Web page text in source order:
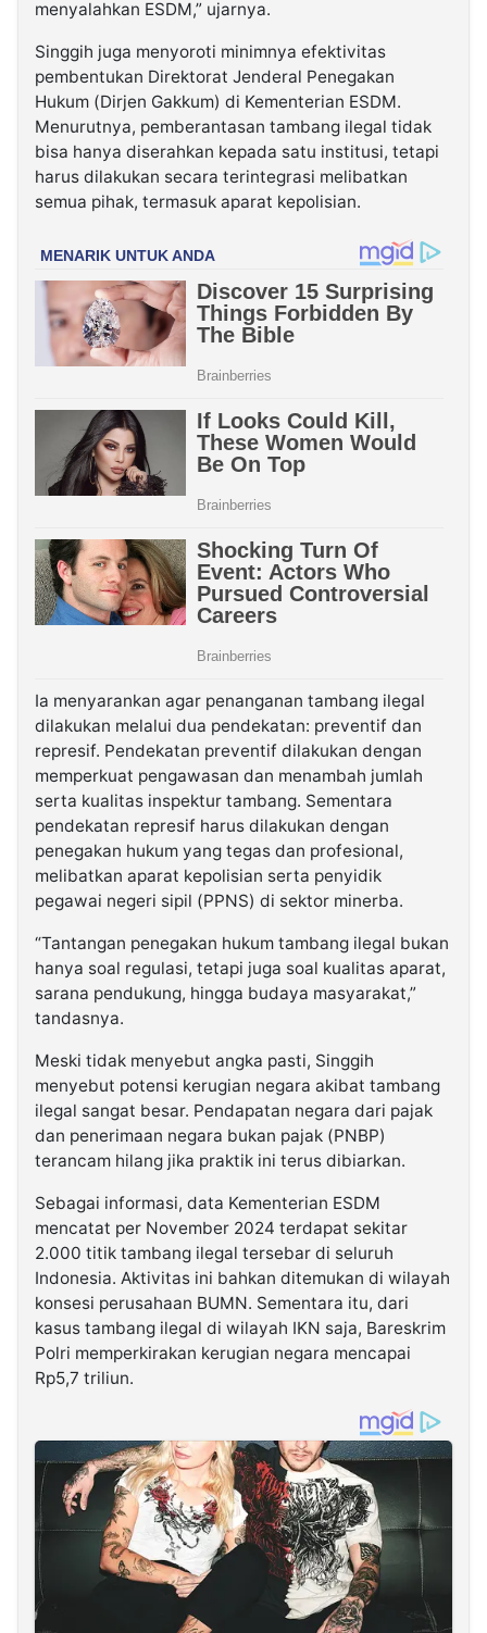
menyalahkan ESDM,” ujarnya.
Singgih juga menyoroti minimnya efektivitas
pembentukan Direktorat Jenderal Penegakan
Hukum (Dirjen Gakkum) di Kementerian ESDM.
Menurutnya, pemberantasan tambang ilegal tidak
bisa hanya diserahkan kepada satu institusi, tetapi
harus dilakukan secara terintegrasi melibatkan
semua pihak, termasuk aparat kepolisian.
Ia menyarankan agar penanganan tambang ilegal
dilakukan melalui dua pendekatan: preventif dan
represif. Pendekatan preventif dilakukan dengan
memperkuat pengawasan dan menambah jumlah
serta kualitas inspektur tambang. Sementara
pendekatan represif harus dilakukan dengan
penegakan hukum yang tegas dan profesional,
melibatkan aparat kepolisian serta penyidik
pegawai negeri sipil (PPNS) di sektor minerba.
“Tantangan penegakan hukum tambang ilegal bukan
hanya soal regulasi, tetapi juga soal kualitas aparat,
sarana pendukung, hingga budaya masyarakat,”
tandasnya.
Meski tidak menyebut angka pasti, Singgih
menyebut potensi kerugian negara akibat tambang
ilegal sangat besar. Pendapatan negara dari pajak
dan penerimaan negara bukan pajak (PNBP)
terancam hilang jika praktik ini terus dibiarkan.
Sebagai informasi, data Kementerian ESDM
mencatat per November 2024 terdapat sekitar
2.000 titik tambang ilegal tersebar di seluruh
Indonesia. Aktivitas ini bahkan ditemukan di wilayah
konsesi perusahaan BUMN. Sementara itu, dari
kasus tambang ilegal di wilayah IKN saja, Bareskrim
Polri memperkirakan kerugian negara mencapai
Rp5,7 triliun.